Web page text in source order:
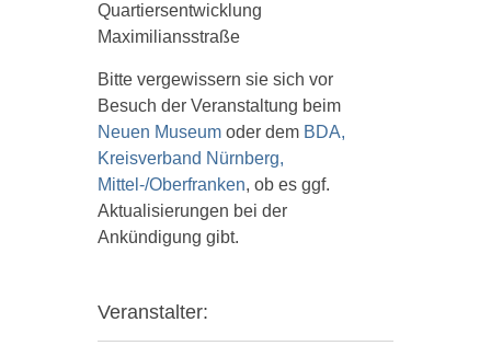
Quartiersentwicklung
Maximiliansstraße
Bitte vergewissern sie sich vor
Besuch der Veranstaltung beim
Neuen Museum oder dem BDA,
Kreisverband Nürnberg,
Mittel-/Oberfranken, ob es ggf.
Aktualisierungen bei der
Ankündigung gibt.
Veranstalter: